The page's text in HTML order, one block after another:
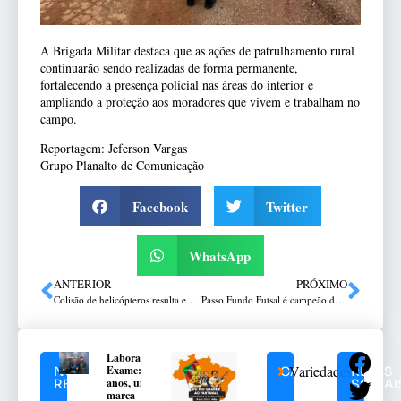
A Brigada Militar destaca que as ações de patrulhamento rural
continuarão sendo realizadas de forma permanente,
fortalecendo a presença policial nas áreas do interior e
ampliando a proteção aos moradores que vivem e trabalham no
campo.
Reportagem: Jeferson Vargas
Grupo Planalto de Comunicação
Facebook Twitter
WhatsApp
ANTERIOR
Colisão de helicópteros resulta em seis mortes no Rio de Janeiro
PRÓXIMO
Passo Fundo Futsal é campeão da Taça Farroupilha
NOTÍCIAS
RELACIONADAS
Laboratório
Exame: 40
anos, uma
marca
CATEGORIAS
VariedadesREDES